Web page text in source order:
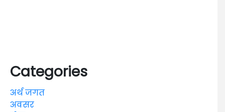
Categories
अर्थ जगत
अवसर